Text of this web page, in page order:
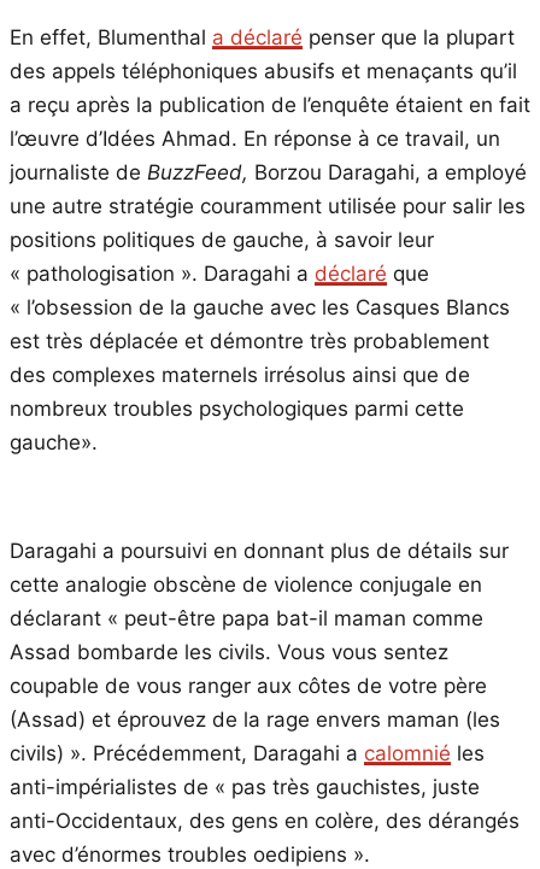
En effet, Blumenthal a déclaré penser que la plupart
des appels téléphoniques abusifs et menaçants qu’il
a reçu après la publication de l’enquête étaient en fait
l’œuvre d’Idées Ahmad. En réponse à ce travail, un
journaliste de BuzzFeed, Borzou Daragahi, a employé
une autre stratégie couramment utilisée pour salir les
positions politiques de gauche, à savoir leur
« pathologisation ». Daragahi a déclaré que
« l’obsession de la gauche avec les Casques Blancs
est très déplacée et démontre très probablement
des complexes maternels irrésolus ainsi que de
nombreux troubles psychologiques parmi cette
gauche».
Daragahi a poursuivi en donnant plus de détails sur
cette analogie obscène de violence conjugale en
déclarant « peut-être papa bat-il maman comme
Assad bombarde les civils. Vous vous sentez
coupable de vous ranger aux côtes de votre père
(Assad) et éprouvez de la rage envers maman (les
civils) ». Précédemment, Daragahi a calomnié les
anti-impérialistes de « pas très gauchistes, juste
anti-Occidentaux, des gens en colère, des dérangés
avec d’énormes troubles oedipiens ».